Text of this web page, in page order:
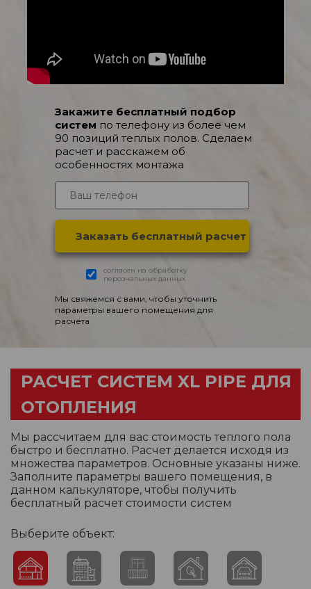
Закажите бесплатный подбор
систем по телефону из более чем
90 позиций теплых полов. Сделаем
расчет и расскажем об
особенностях монтажа
согласен на обработку
персональных данных
Мы свяжемся с вами, чтобы уточнить
параметры вашего помещения для
расчета
РАСЧЕТ СИСТЕМ XL PIPE ДЛЯ
ОТОПЛЕНИЯ
Мы рассчитаем для вас стоимость теплого пола
быстро и бесплатно. Расчет делается исходя из
множества параметров. Основные указаны ниже.
Заполните параметры вашего помещения, в
данном калькуляторе, чтобы получить
бесплатный расчет стоимости систем
Выберите объект: